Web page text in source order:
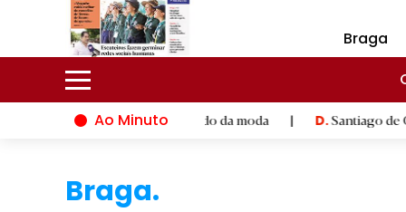
Braga
Ao Minuto
à inovação do mundo da moda | D.Santiago de Compostela
Braga.